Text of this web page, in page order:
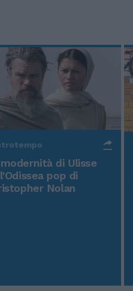
di Ulisse
pop di
Nolan